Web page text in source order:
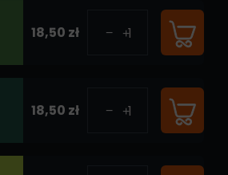
18,50 zł
18,50 zł